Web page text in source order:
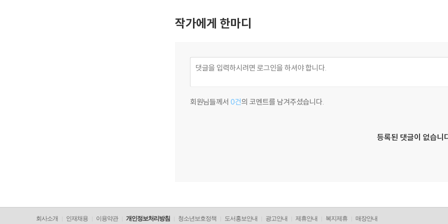
작가에게 한마디
회원님들께서 0건의 코멘트를 남겨주셨습니다.
등록된 댓글이 없습니
회사소개 인재채용 이용약관 개인정보처리방침 청소년보호정책 도서홍보안내 광고안내 제휴안내 복지제휴 매장안내